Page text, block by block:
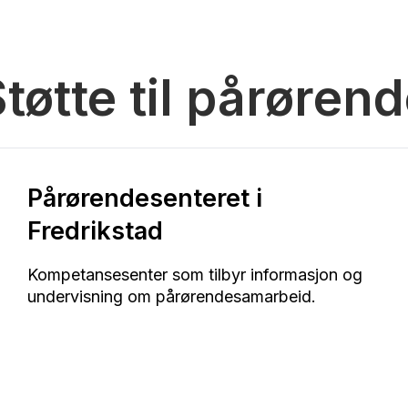
til
Pårørendesenteret i
Fredrikstad
Kompetansesenter som tilbyr informasjon og
undervisning om pårørendesamarbeid.